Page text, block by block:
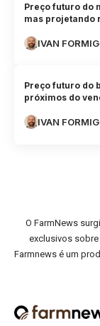
Preço futuro do
mas projetando
IVAN
Preço futuro do
próximos do
IVAN
O FarmNews
exclusivos sobre
Farmnews é um